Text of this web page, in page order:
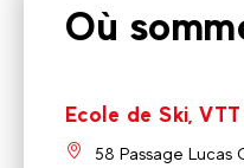
Où
Ecole de Ski, VTT
58 Passage Lucas